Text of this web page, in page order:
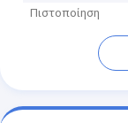
Πιστοποίηση